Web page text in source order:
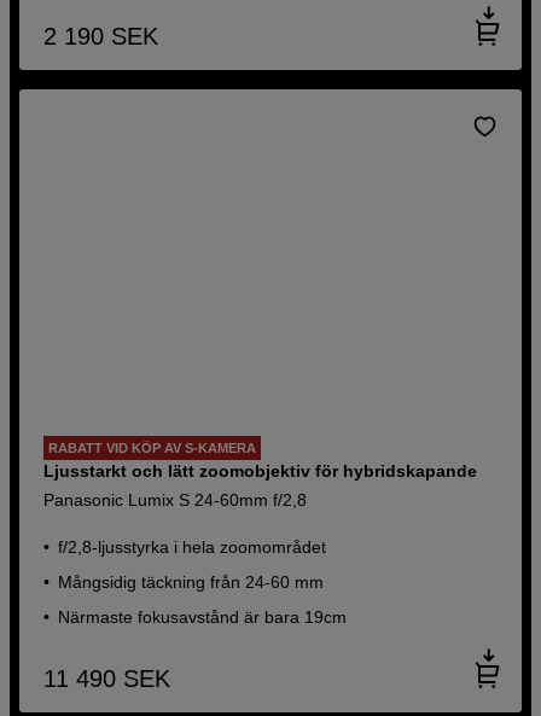
2 190 SEK
RABATT VID KÖP AV S-KAMERA
Ljusstarkt och lätt zoomobjektiv för hybridskapande
Panasonic Lumix S 24-60mm f/2,8
f/2,8-ljusstyrka i hela zoomområdet
Mångsidig täckning från 24-60 mm
Närmaste fokusavstånd är bara 19cm
11 490 SEK